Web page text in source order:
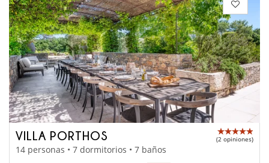
VILLA PORTHOS (2 opiniones)
14 personas • 7 dormitorios • 7 baños